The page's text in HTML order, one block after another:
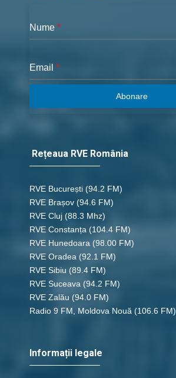
Nume *
Email *
Abonare
Rețeaua RVE România
RVE București (94.2 FM)
RVE Brașov (94.6 FM)
RVE Cluj (88.3 Mhz)
RVE Constanța (104.4 FM)
RVE Hunedoara (98.00 FM)
RVE Oradea (92.1 FM)
RVE Sibiu (89.4 FM)
RVE Suceava (94.2 FM)
RVE Zalău (94.0 FM)
Radio 9 FM, Moldova Nouă (106.6 FM)
Informații legale